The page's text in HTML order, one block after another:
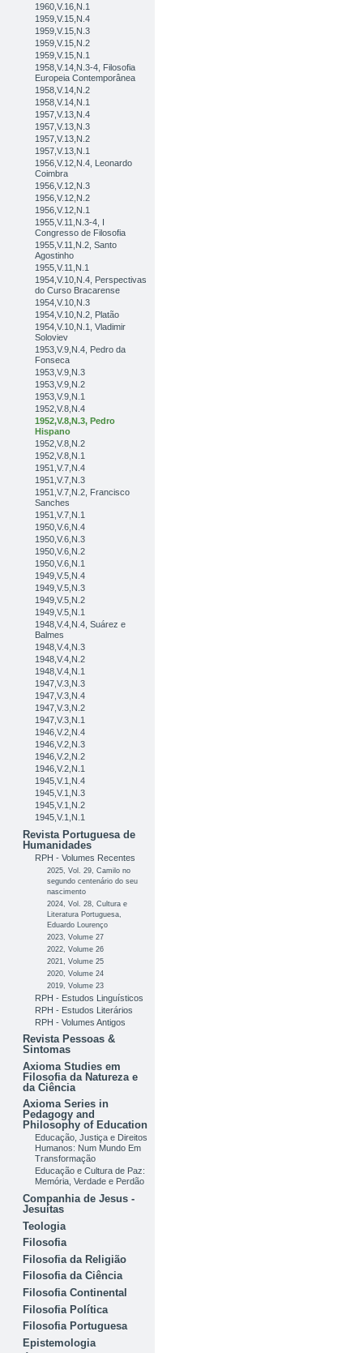
1960,V.16,N.1
1959,V.15,N.4
1959,V.15,N.3
1959,V.15,N.2
1959,V.15,N.1
1958,V.14,N.3-4, Filosofia
Europeia Contemporânea
1958,V.14,N.2
1958,V.14,N.1
1957,V.13,N.4
1957,V.13,N.3
1957,V.13,N.2
1957,V.13,N.1
1956,V.12,N.4, Leonardo
Coimbra
1956,V.12,N.3
1956,V.12,N.2
1956,V.12,N.1
1955,V.11,N.3-4, I
Congresso de Filosofia
1955,V.11,N.2, Santo
Agostinho
1955,V.11,N.1
1954,V.10,N.4, Perspectivas
do Curso Bracarense
1954,V.10,N.3
1954,V.10,N.2, Platão
1954,V.10,N.1, Vladimir
Soloviev
1953,V.9,N.4, Pedro da
Fonseca
1953,V.9,N.3
1953,V.9,N.2
1953,V.9,N.1
1952,V.8,N.4
1952,V.8,N.3, Pedro
Hispano
1952,V.8,N.2
1952,V.8,N.1
1951,V.7,N.4
1951,V.7,N.3
1951,V.7,N.2, Francisco
Sanches
1951,V.7,N.1
1950,V.6,N.4
1950,V.6,N.3
1950,V.6,N.2
1950,V.6,N.1
1949,V.5,N.4
1949,V.5,N.3
1949,V.5,N.2
1949,V.5,N.1
1948,V.4,N.4, Suárez e
Balmes
1948,V.4,N.3
1948,V.4,N.2
1948,V.4,N.1
1947,V.3,N.3
1947,V.3,N.4
1947,V.3,N.2
1947,V.3,N.1
1946,V.2,N.4
1946,V.2,N.3
1946,V.2,N.2
1946,V.2,N.1
1945,V.1,N.4
1945,V.1,N.3
1945,V.1,N.2
1945,V.1,N.1
Revista Portuguesa de
Humanidades
RPH - Volumes Recentes
2025, Vol. 29, Camilo no
segundo centenário do seu
nascimento
2024, Vol. 28, Cultura e
Literatura Portuguesa,
Eduardo Lourenço
2023, Volume 27
2022, Volume 26
2021, Volume 25
2020, Volume 24
2019, Volume 23
RPH - Estudos Linguísticos
RPH - Estudos Literários
RPH - Volumes Antigos
Revista Pessoas &
Sintomas
Axioma Studies em
Filosofia da Natureza e
da Ciência
Axioma Series in
Pedagogy and
Philosophy of Education
Educação, Justiça e Direitos
Humanos: Num Mundo Em
Transformação
Educação e Cultura de Paz:
Memória, Verdade e Perdão
Companhia de Jesus -
Jesuítas
Teologia
Filosofia
Filosofia da Religião
Filosofia da Ciência
Filosofia Continental
Filosofia Política
Filosofia Portuguesa
Epistemologia